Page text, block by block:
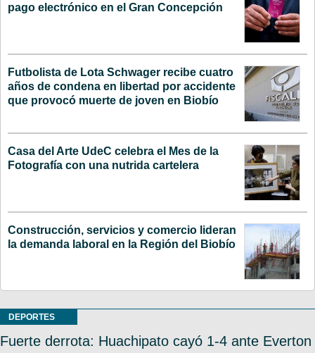
pago electrónico en el Gran Concepción
Futbolista de Lota Schwager recibe cuatro
años de condena en libertad por accidente
que provocó muerte de joven en Biobío
Casa del Arte UdeC celebra el Mes de la
Fotografía con una nutrida cartelera
Construcción, servicios y comercio lideran
la demanda laboral en la Región del Biobío
DEPORTES
Fuerte derrota: Huachipato cayó 1-4 ante Everton